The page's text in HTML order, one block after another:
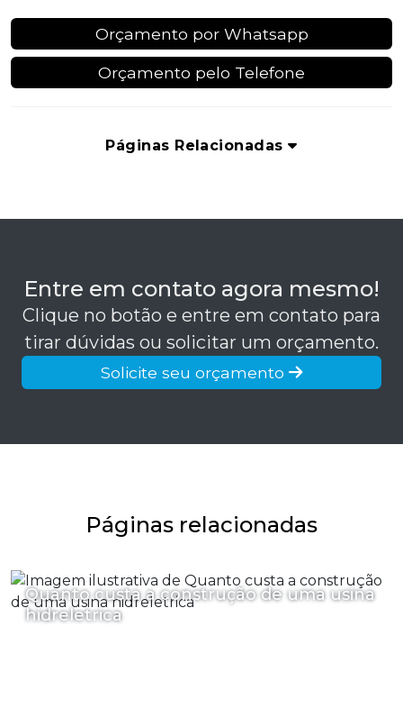
Orçamento por Whatsapp
Orçamento pelo Telefone
Páginas Relacionadas
Entre em contato agora mesmo!
Clique no botão e entre em contato para
tirar dúvidas ou solicitar um orçamento.
Solicite seu orçamento
Páginas relacionadas
Quanto custa a construção de uma usina
hidreletrica